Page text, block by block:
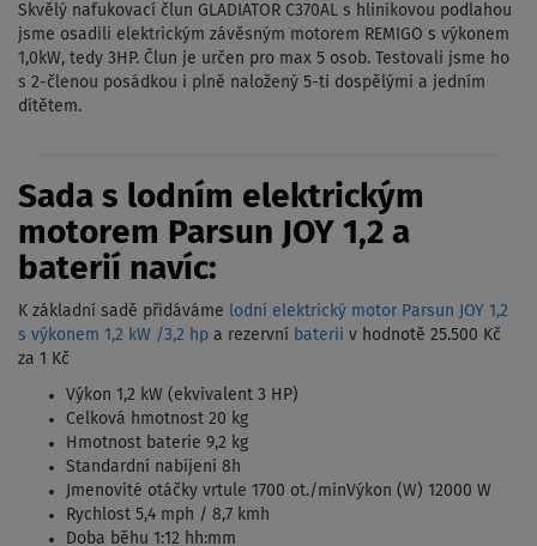
Skvělý nafukovací člun GLADIATOR C370AL s hliníkovou podlahou
jsme osadili elektrickým závěsným motorem REMIGO s výkonem
1,0kW, tedy 3HP. Člun je určen pro max 5 osob. Testovali jsme ho
s 2-členou posádkou i plně naložený 5-ti dospělými a jedním
dítětem.
Sada s lodním elektrickým
motorem Parsun JOY 1,2 a
baterií navíc:
K základní sadě přidáváme lodní elektrický motor Parsun JOY 1,2
s výkonem 1,2 kW /3,2 hp a rezervní baterii v hodnotě 25.500 Kč
za 1 Kč
Výkon 1,2 kW (ekvivalent 3 HP)
Celková hmotnost 20 kg
Hmotnost baterie 9,2 kg
Standardní nabíjení 8h
Jmenovité otáčky vrtule 1700 ot./minVýkon (W) 12000 W
Rychlost 5,4 mph / 8,7 kmh
Doba běhu 1:12 hh:mm